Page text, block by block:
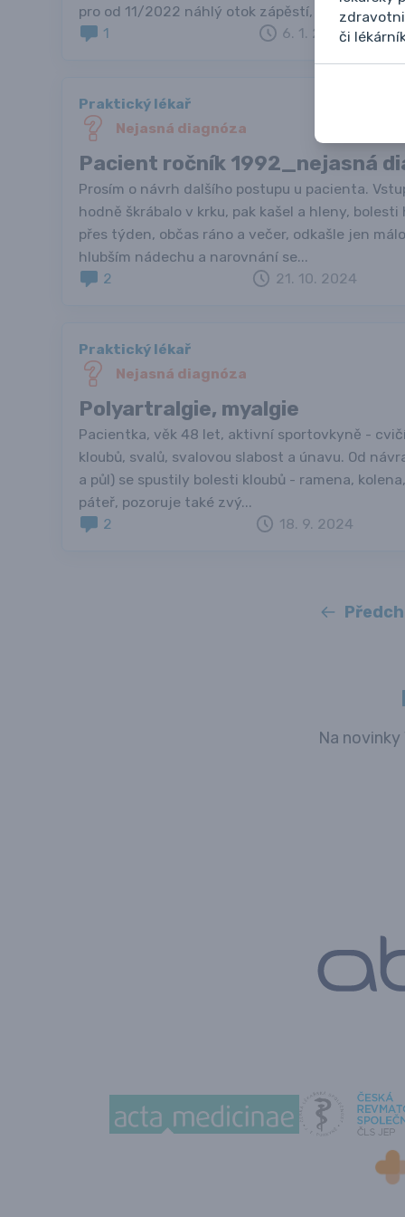
pro od 11/2022 náhlý otok zápěstí, za 2 dny...
1
6. 1. 2025
Praktický lékař
Nejasná diagnóza
Pacient ročník 1992_nejasná
Prosím o návrh dalšího postupu u pacienta.
hodně škrábalo v krku, pak kašel a hleny,
přes týden, občas ráno a večer, odkašle jen
hlubším nádechu a narovnání se...
2
21. 10. 2024
Praktický lékař
Nejasná diagnóza
Polyartralgie, myalgie
Pacientka, věk 48 let, aktivní sportovkyně -
kloubů, svalů, svalovou slabost a únavu. Od
a půl) se spustily bolesti kloubů - ramena,
páteř, pozoruje také zvý...
2
18. 9. 2024
Na
či